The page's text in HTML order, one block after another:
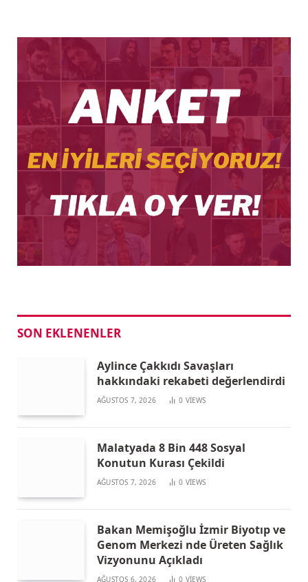
SON EKLENENLER
Aylince Çakkıdı Savaşları
hakkındaki rekabeti değerlendirdi
AĞUSTOS 7, 2026 0 VIEWS
Malatyada 8 Bin 448 Sosyal
Konutun Kurası Çekildi
AĞUSTOS 7, 2026 0 VIEWS
Bakan Memişoğlu İzmir Biyotıp ve
Genom Merkezi nde Üreten Sağlık
Vizyonunu Açıkladı
AĞUSTOS 6, 2026 0 VIEWS